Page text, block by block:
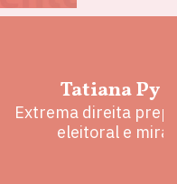
Tatiana Py
Extrema direita
eleitoral e mira